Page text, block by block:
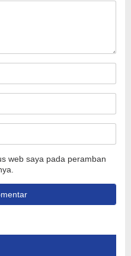
web saya pada peramban